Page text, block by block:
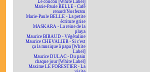
Le coucou [White Label]
Marie-Paule BELLE - Café
renard/Nosferatu
Marie-Paule BELLE - La petite
écriture grise
MASKARA - La reine de la
playa
Maurice BIRAUD - Végétaline
Maurice CHEVALIER - Si c'est
ça la musique à papa [White
Label]
Maurice DULAC - Du pain
chaque jour [White Label]
Maxime LE FORESTIER - La